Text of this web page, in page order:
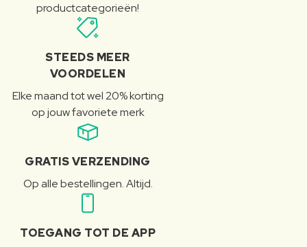
productcategorieën!
STEEDS MEER
VOORDELEN
Elke maand tot wel 20% korting
op jouw favoriete merk
GRATIS VERZENDING
Op alle bestellingen. Altijd.
TOEGANG TOT DE APP